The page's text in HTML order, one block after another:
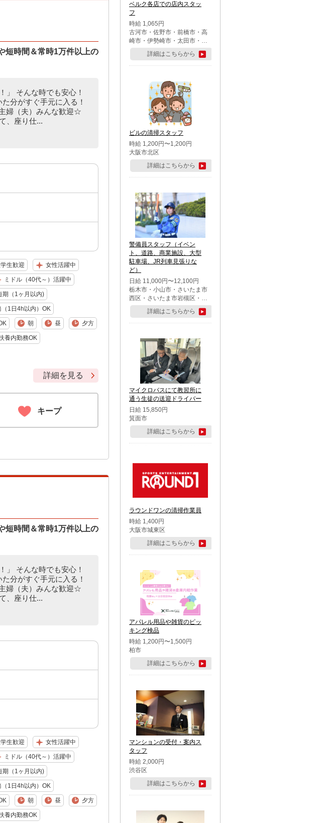
短時間＆常時1万件以上の
」 そんな時でも安心！
分がすぐ手元に入る！
婦（夫）みんな歓迎☆
、座り仕...
生歓迎 女性活躍中
ミドル（40代～）活躍中
期（1ヶ月以内)
1日4h以内）OK
朝 昼 夕方
養内勤務OK
詳細を見る
キープ
短時間＆常時1万件以上の
」 そんな時でも安心！
分がすぐ手元に入る！
婦（夫）みんな歓迎☆
、座り仕...
生歓迎 女性活躍中
ミドル（40代～）活躍中
期（1ヶ月以内)
1日4h以内）OK
朝 昼 夕方
養内勤務OK
ベルク各店での店内スタッ
フ
時給 1,065円
古河市・佐野市・前橋市・高
崎市・伊勢崎市・太田市・館
林市・藤岡市・大泉町・さい
たま市北区・川越市・熊谷
市・行田市・秩父市・所沢
市・鶴ケ島市・千葉市中央
区・市川市・松戸市・習志野
市・柏市・流山市・八千代
市・足立区・江戸川区・八王
子市・町田市
詳細はこちらから
ビルの清掃スタッフ
時給 1,200円〜1,200円
大阪市北区
詳細はこちらから
警備員スタッフ（イベン
ト、道路、商業施設、大型
駐車場、JR列車見張りな
ど）
日給 11,000円〜12,100円
栃木市・小山市・さいたま市
西区・さいたま市岩槻区・久
喜市・蓮田市
詳細はこちらから
マイクロバスにて教習所に
通う生徒の送迎ドライバー
日給 15,850円
箕面市
詳細はこちらから
ラウンドワンの清掃作業員
時給 1,400円
大阪市城東区
詳細はこちらから
アパレル用品や雑貨のピッ
キング検品
時給 1,200円〜1,500円
柏市
詳細はこちらから
マンションの受付・案内ス
タッフ
時給 2,000円
渋谷区
詳細はこちらから